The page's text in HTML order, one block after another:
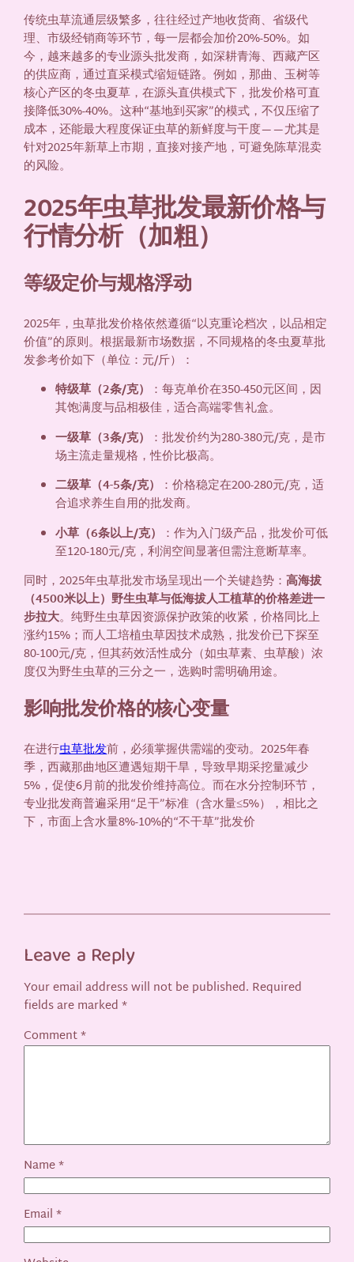
传统虫草流通层级繁多，往往经过产地收货商、省级代
理、市级经销商等环节，每一层都会加价20%-50%。如
今，越来越多的专业源头批发商，如深耕青海、西藏产区
的供应商，通过直采模式缩短链路。例如，那曲、玉树等
核心产区的冬虫夏草，在源头直供模式下，批发价格可直
接降低30%-40%。这种“基地到买家”的模式，不仅压缩了
成本，还能最大程度保证虫草的新鲜度与干度——尤其是
针对2025年新草上市期，直接对接产地，可避免陈草混卖
的风险。
2025年虫草批发最新价格与
行情分析（加粗）
等级定价与规格浮动
2025年，虫草批发价格依然遵循“以克重论档次，以品相定
价值”的原则。根据最新市场数据，不同规格的冬虫夏草批
发参考价如下（单位：元/斤）：
特级草（2条/克） ：每克单价在350-450元区间，因
其饱满度与品相极佳，适合高端零售礼盒。
一级草（3条/克） ：批发价约为280-380元/克，是市
场主流走量规格，性价比极高。
二级草（4-5条/克） ：价格稳定在200-280元/克，适
合追求养生自用的批发商。
小草（6条以上/克） ：作为入门级产品，批发价可低
至120-180元/克，利润空间显著但需注意断草率。
同时，2025年虫草批发市场呈现出一个关键趋势：高海拔
（4500米以上）野生虫草与低海拔人工植草的价格差进一
步拉大。纯野生虫草因资源保护政策的收紧，价格同比上
涨约15%；而人工培植虫草因技术成熟，批发价已下探至
80-100元/克，但其药效活性成分（如虫草素、虫草酸）浓
度仅为野生虫草的三分之一，选购时需明确用途。
影响批发价格的核心变量
在进行虫草批发前，必须掌握供需端的变动。2025年春
季，西藏那曲地区遭遇短期干旱，导致早期采挖量减少
5%，促使6月前的批发价维持高位。而在水分控制环节，
专业批发商普遍采用“足干”标准（含水量≤5%），相比之
下，市面上含水量8%-10%的“不干草”批发价
Leave a Reply
Your email address will not be published. Required
fields are marked*
Comment*
Name*
Email*